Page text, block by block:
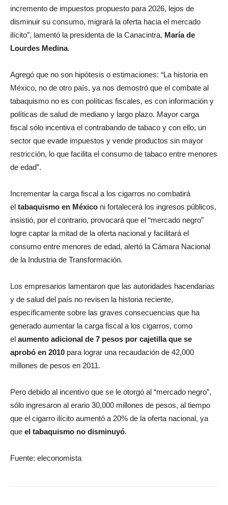
incremento de impuestos propuesto para 2026, lejos de
disminuir su consumo, migrará la oferta hacia el mercado
ilícito”, lamentó la presidenta de la Canacintra, María de
Lourdes Medina.
Agregó que no son hipótesis o estimaciones: “La historia en
México, no de otro país, ya nos demostró que el combate al
tabaquismo no es con políticas fiscales, es con información y
políticas de salud de mediano y largo plazo. Mayor carga
fiscal sólo incentiva el contrabando de tabaco y con ello, un
sector que evade impuestos y vende productos sin mayor
restricción, lo que facilita el consumo de tabaco entre menores
de edad”.
Incrementar la carga fiscal a los cigarros no combatirá
el tabaquismo en México ni fortalecerá los ingresos públicos,
insistió, por el contrario, provocará que el “mercado negro”
logre captar la mitad de la oferta nacional y facilitará el
consumo entre menores de edad, alertó la Cámara Nacional
de la Industria de Transformación.
Los empresarios lamentaron que las autoridades hacendarias
y de salud del país no revisen la historia reciente,
específicamente sobre las graves consecuencias que ha
generado aumentar la carga fiscal a los cigarros, como
el aumento adicional de 7 pesos por cajetilla que se
aprobó en 2010 para lograr una recaudación de 42,000
millones de pesos en 2011.
Pero debido al incentivo que se le otorgó al “mercado negro”,
sólo ingresaron al erario 30,000 millones de pesos, al tiempo
que el cigarro ilícito aumentó a 20% de la oferta nacional, ya
que el tabaquismo no disminuyó.
Fuente: eleconomista